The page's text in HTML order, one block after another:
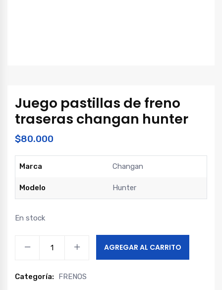
Juego pastillas de freno
traseras changan hunter
$80.000
Marca Changan
Modelo Hunter
En stock
freno
AGREGAR AL CARRITO
Categoría: FRENOS